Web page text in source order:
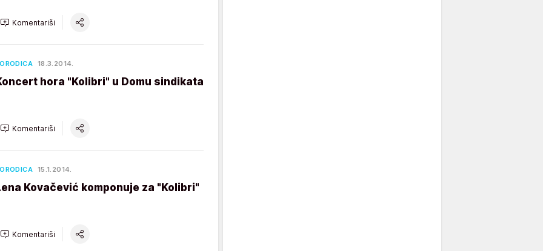
Komentariši
18.3.2014.
hora "Kolibri" u Domu sindikata
Komentariši
15.1.2014.
Kovačević komponuje za "Kolibri"
Komentariši